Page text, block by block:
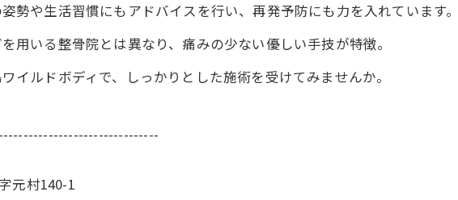
勢や生活習慣にもアドバイスを行い、再発予防にも力を入れています。
用いる整骨院とは異なり、痛みの少ない優しい手技が特徴。
イルドボディで、しっかりとした施術を受けてみませんか。
元村140-1